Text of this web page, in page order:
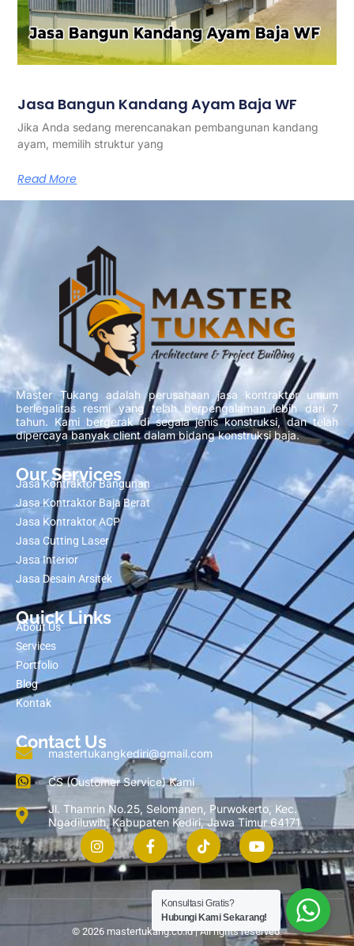
Jasa Bangun Kandang Ayam Baja WF
Jika Anda sedang merencanakan pembangunan kandang
ayam, memilih struktur yang
Read More
Master Tukang adalah perusahaan jasa kontraktor umum
berlegalitas resmi yang telah berpengalaman lebih dari 7
tahun. Kami bergerak di segala jenis konstruksi, dan telah
dipercaya banyak client dalam bidang konstruksi baja.
Our Services
Jasa Kontraktor Bangunan
Jasa Kontraktor Baja Berat
Jasa Kontraktor ACP
Jasa Cutting Laser
Jasa Interior
Jasa Desain Arsitek
Quick Links
About Us
Services
Portfolio
Blog
Kontak
Contact Us
mastertukangkediri@gmail.com
CS (Customer Service) Kami
Jl. Thamrin No.25, Selomanen, Purwokerto, Kec.
Ngadiluwih, Kabupaten Kediri, Jawa Timur 64171
© 2026 mastertukang.co.id | All rights reserved.
Konsultasi Gratis?
Hubungi Kami Sekarang!